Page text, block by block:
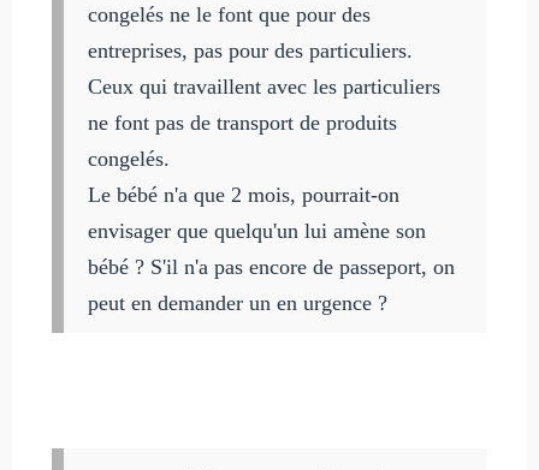
congelés ne le font que pour des
entreprises, pas pour des particuliers.
Ceux qui travaillent avec les particuliers
ne font pas de transport de produits
congelés.
Le bébé n'a que 2 mois, pourrait-on
envisager que quelqu'un lui amène son
bébé ? S'il n'a pas encore de passeport, on
peut en demander un en urgence ?